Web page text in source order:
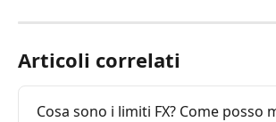
Articoli correlati
Cosa sono i limiti FX? Come posso